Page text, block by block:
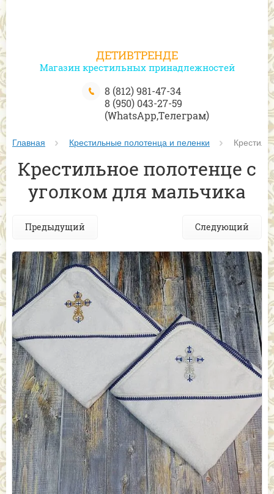
ДЕТИВТРЕНДЕ
Магазин крестильных принадлежностей
8 (812) 981-47-34
8 (950) 043-27-59
(WhatsApp,Телеграм)
Главная Крестильные полотенца и пеленки
Крестильное полотенце с
уголком для мальчика
Предыдущий Следующий